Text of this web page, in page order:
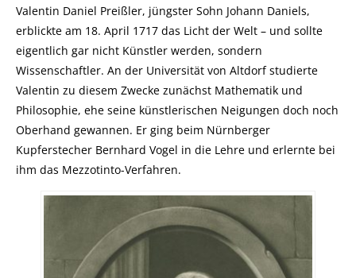
Valentin Daniel Preißler, jüngster Sohn Johann Daniels,
erblickte am 18. April 1717 das Licht der Welt – und sollte
eigentlich gar nicht Künstler werden, sondern
Wissenschaftler. An der Universität von Altdorf studierte
Valentin zu diesem Zwecke zunächst Mathematik und
Philosophie, ehe seine künstlerischen Neigungen doch noch
Oberhand gewannen. Er ging beim Nürnberger
Kupferstecher Bernhard Vogel in die Lehre und erlernte bei
ihm das Mezzotinto-Verfahren.